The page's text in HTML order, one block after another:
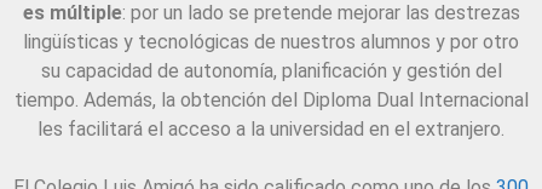
es múltiple: por un lado se pretende mejorar las destrezas
lingüísticas y tecnológicas de nuestros alumnos y por otro
su capacidad de autonomía, planificación y gestión del
tiempo. Además, la obtención del Diploma Dual Internacional
les facilitará el acceso a la universidad en el extranjero.